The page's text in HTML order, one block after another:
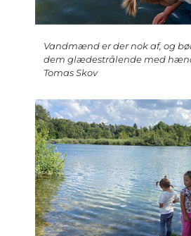
Vandmænd er der nok af, og
dem glædestrålende med
Tomas Skov